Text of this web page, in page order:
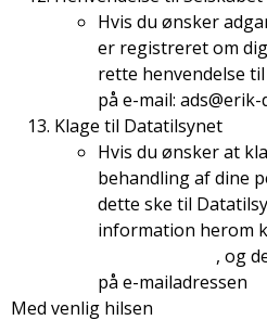
Hvis du ønsker
er registreret om
rette henvendelse
på e-mail:
Klage til Datatilsynet
Hvis du ønsker at
behandling af dine
dette ske til
information herom
, og
på e-mailadressen
Med venlig hilsen